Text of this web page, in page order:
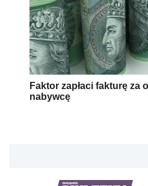
Faktor zapłaci fakturę za
nabywcę